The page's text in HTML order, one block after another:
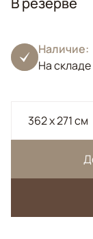
Наличие:
На
362 x 271 см